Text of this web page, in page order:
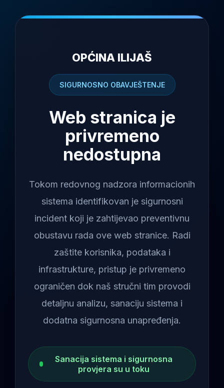
OPĆINA ILIJAŠ
SIGURNOSNO OBAVJEŠTENJE
Web stranica je
privremeno
nedostupna
Tokom redovnog nadzora informacionih
sistema identifikovan je sigurnosni
incident koji je zahtijevao preventivnu
obustavu rada ove web stranice. Radi
zaštite korisnika, podataka i
infrastrukture, pristup je privremeno
ograničen dok naš stručni tim provodi
detaljnu analizu, sanaciju sistema i
dodatna sigurnosna unapređenja.
Sanacija sistema i sigurnosna
provjera su u toku